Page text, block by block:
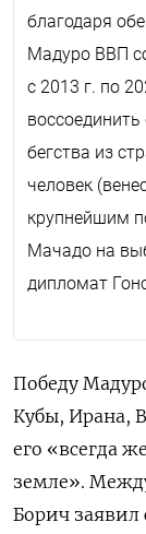
благодаря
Мадуро ВВП
с 2013 г. по
бегства из
человек
крупнейшим
Мачадо на
дипломат
Победу
Кубы, Ирана,
его «всегда
земле».
Борич заявил